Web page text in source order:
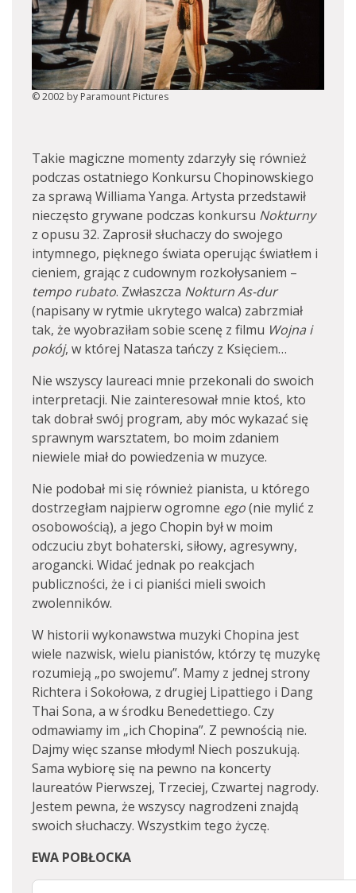
© 2002 by Paramount Pictures
Takie magiczne momenty zdarzyły się również
podczas ostatniego Konkursu Chopinowskiego
za sprawą Williama Yanga. Artysta przedstawił
nieczęsto grywane podczas konkursu Nokturny
z opusu 32. Zaprosił słuchaczy do swojego
intymnego, pięknego świata operując światłem i
cieniem, grając z cudownym rozkołysaniem –
tempo rubato. Zwłaszcza NokturnAs-dur
(napisany w rytmie ukrytego walca) zabrzmiał
tak, że wyobraziłam sobie scenę z filmu Wojna i
pokój, w której Natasza tańczy z Księciem…
Nie wszyscy laureaci mnie przekonali do swoich
interpretacji. Nie zainteresował mnie ktoś, kto
tak dobrał swój program, aby móc wykazać się
sprawnym warsztatem, bo moim zdaniem
niewiele miał do powiedzenia w muzyce.
Nie podobał mi się również pianista, u którego
dostrzegłam najpierw ogromne ego(nie mylić z
osobowością), a jego Chopin był w moim
odczuciu zbyt bohaterski, siłowy, agresywny,
arogancki. Widać jednak po reakcjach
publiczności, że i ci pianiści mieli swoich
zwolenników.
W historii wykonawstwa muzyki Chopina jest
wiele nazwisk, wielu pianistów, którzy tę muzykę
rozumieją „po swojemu”. Mamy z jednej strony
Richtera i Sokołowa, z drugiej Lipattiego i Dang
Thai Sona, a w środku Benedettiego. Czy
odmawiamy im „ich Chopina”. Z pewnością nie.
Dajmy więc szanse młodym! Niech poszukują.
Sama wybiorę się na pewno na koncerty
laureatów Pierwszej, Trzeciej, Czwartej nagrody.
Jestem pewna, że wszyscy nagrodzeni znajdą
swoich słuchaczy. Wszystkim tego życzę.
EWA POBŁOCKA